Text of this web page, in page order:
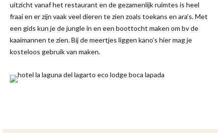
uitzicht vanaf het restaurant en de gezamenlijk ruimtes is heel
fraai en er zijn vaak veel dieren te zien zoals toekans en ara’s. Met
een gids kun je de jungle in en een boottocht maken om bv de
kaaimannen te zien. Bij de meertjes liggen kano’s hier mag je
kosteloos gebruik van maken.